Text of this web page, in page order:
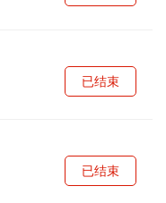
已结束
已结束